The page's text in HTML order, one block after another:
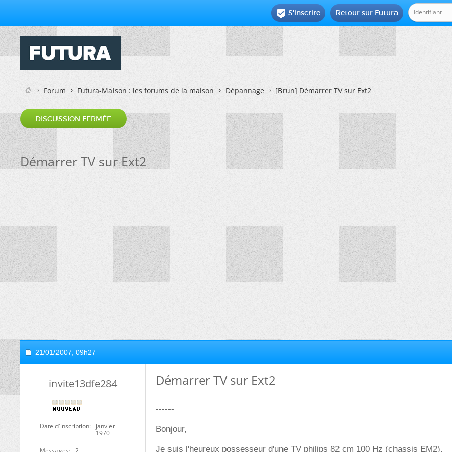
Retour sur Futura
 S'inscrire
Forum Futura-Maison : les forums de la maison Dépannage [Brun]Démarrer TV sur Ext2
DISCUSSION FERMÉE
Démarrer TV sur Ext2
21/01/2007, 09h27
invite13dfe284
Date d'inscription
janvier
1970
Démarrer TV sur Ext2
------
Bonjour,
Je suis l'heureux possesseur d'une TV philips 82 cm 100 Hz (chassis EM2).